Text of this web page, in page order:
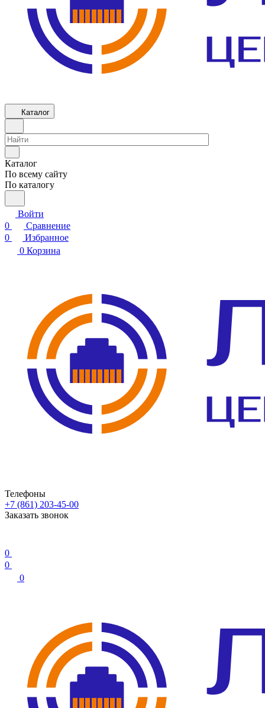
Каталог
Каталог
По всему сайту
По каталогу
Войти
0
Сравнение
0
Избранное
0 Корзина
Телефоны
+7 (861) 203-45-00
Заказать звонок
0
0
0